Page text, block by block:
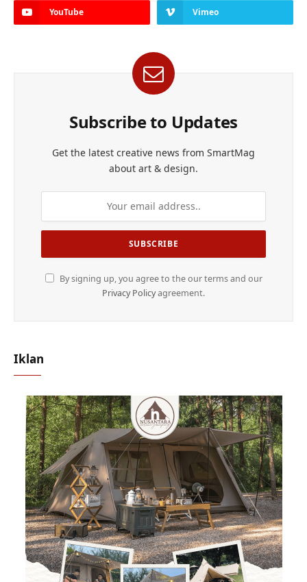
YouTube Vimeo
Subscribe to Updates
Get the latest creative news from SmartMag
about art & design.
By signing up, you agree to the our terms and our
Privacy Policyagreement.
Iklan